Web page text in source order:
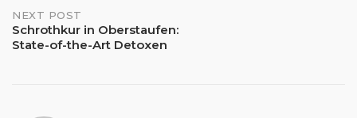
NEXT POST
Schrothkur in Oberstaufen:
State-of-the-Art Detoxen